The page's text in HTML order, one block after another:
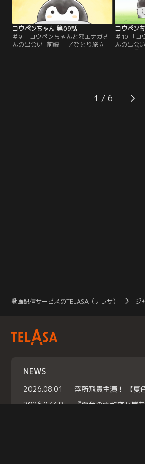
コウペンちゃん 第09話
＃9 「コウペンちゃんと邪エナガさ
んの出会い -前編-」／ひとり旅立っ
コウペン
＃10 「コ
んの出会
1
動画配信サービスのTELASA（テラサ） ジ
NEWS
2026.08.01
2026.07.18